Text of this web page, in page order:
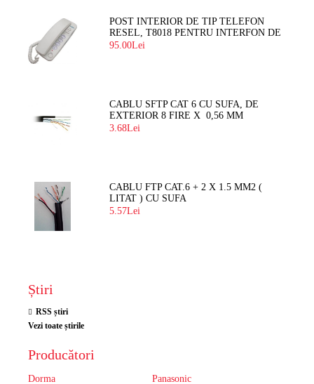
POST INTERIOR DE TIP TELEFON
RESEL, T8018 PENTRU INTERFON DE
BLOC
95.00Lei
CABLU SFTP CAT 6 CU SUFA, DE
EXTERIOR 8 FIRE X 0,56 MM
3.68Lei
CABLU FTP CAT.6 + 2 X 1.5 MM2 (
LITAT ) CU SUFA
5.57Lei
Știri
RSS știri
Vezi toate știrile
Producători
Dorma
Panasonic